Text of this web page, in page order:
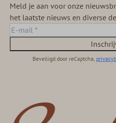
Meld je aan voor onze
het laatste nieuws en diverse
Beveiligd door reCaptcha,